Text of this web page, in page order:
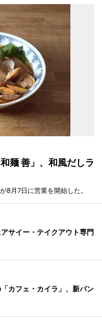
麺 善」、和風だしラ
8月7日に営業を開始した。
サイー・テイクアウト専門
カフェ・カイラ」、新パン